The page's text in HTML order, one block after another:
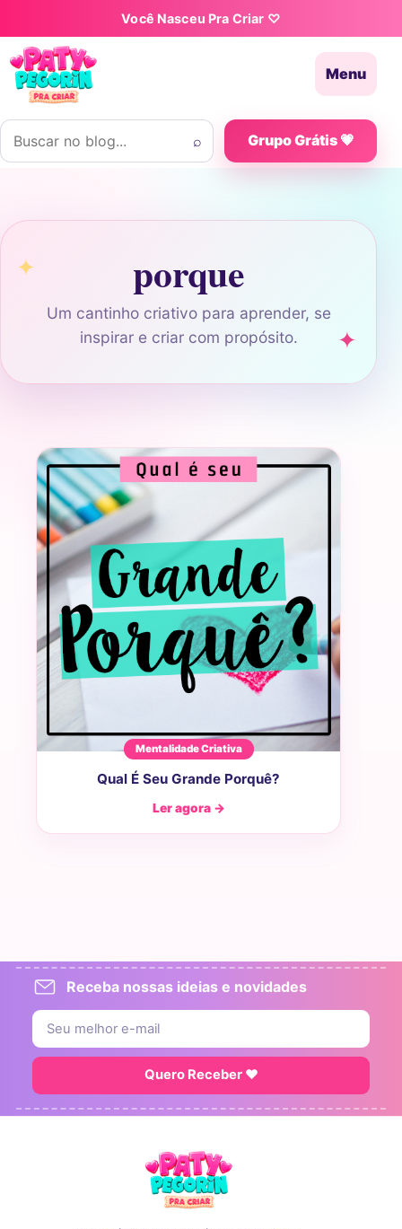
Pular para o conteúdoVocê Nasceu Pra Criar ♡
Menu
Buscar por:
⌕ Grupo Grátis 💗
porque
Um cantinho criativo para aprender, se
inspirar e criar com propósito.
Mentalidade Criativa
Qual É Seu Grande Porquê?
Ler agora →
Receba nossas ideias e novidades
Quero Receber ♥